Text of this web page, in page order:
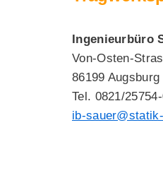
Ingenieurbüro
Von-Osten-
86199 Augsburg
Tel. 0821/
ib-